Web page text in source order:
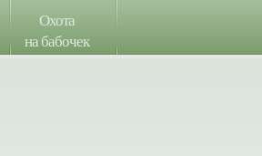
Охота
на бабочек